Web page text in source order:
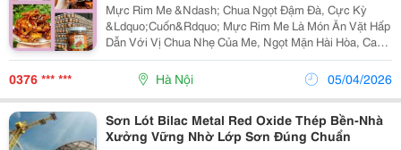
Mực Rim Me &Ndash; Chua Ngọt Đậm Đà, Cực Kỳ
&Ldquo;Cuốn&Rdquo; Mực Rim Me Là Món Ăn Vặt Hấp
Dẫn Với Vị Chua Nhẹ Của Me, Ngọt Mặn Hài Hòa, Cay
Cay Kích Thích Vị Giác . Mực Dai Mềm, Thấm Sốt , Ăn
Một Lần Là Nhớ Mực Rim Me Tuyển Chọn Mực Dai...
0376 *** *** Hà Nội 05/04/2026
Sơn Lót Bilac Metal Red Oxide Thép Bền-Nhà
Xưởng Vững Nhờ Lớp Sơn Đúng Chuẩn